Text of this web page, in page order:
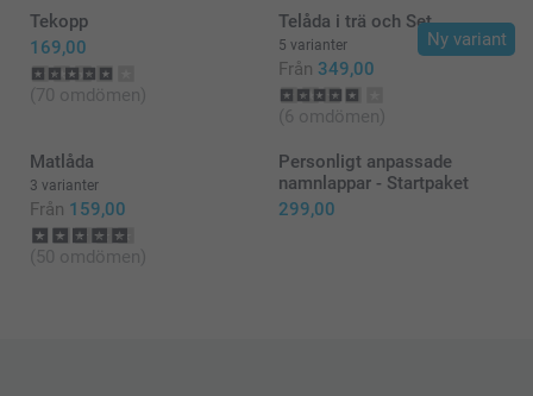
Tekopp
169,00
(70 omdömen)
Ny variant
Telåda i trä och Set
5 varianter
Från 349,00
(6 omdömen)
Matlåda
3 varianter
Från 159,00
(50 omdömen)
Personligt anpassade
namnlappar - Startpaket
299,00